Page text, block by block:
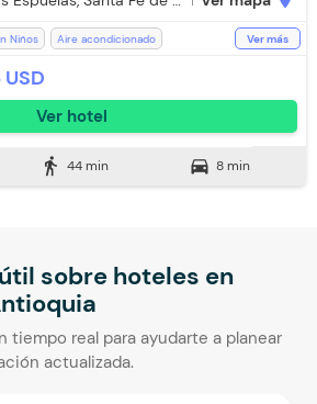
Niños
Aire acondicionado
Televisión
Toallas
Ver más
USD
Ver hotel
directions_walk 44 min directions_car 8 min
sobre hoteles en
tiempo real para ayudarte a planear
actualizada.